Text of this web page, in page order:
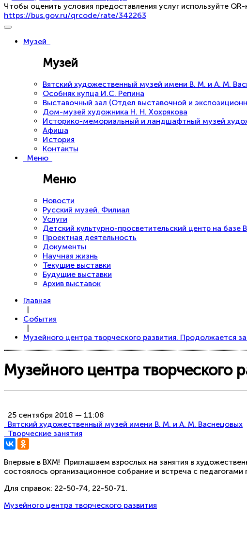
Чтобы оценить условия предоставления услуг используйте
https://bus.gov.ru/qrcode/rate/342263
Музей
Музей
Вятский художественный музей имени В. М. и А. М.
Особняк купца И.С. Репина
Выставочный зал (Отдел выставочной и
Дом-музей художника Н. Н. Хохрякова
Историко-мемориальный и ландшафтный музей
Афиша
История
Контакты
Меню
Меню
Новости
Русский музей. Филиал
Услуги
Детский культурно-просветительский центр на базе
Проектная деятельность
Документы
Научная жизнь
Текущие выставки
Будущие выставки
Архив выставок
Главная
|
События
|
Музейного центра творческого развития. Продолжается
Музейного центра творческого
25 сентября 2018 — 11:08
Вятский художественный музей имени В. М. и А. М. Васнецовых
Творческие занятия
Впервые в ВХМ! Приглашаем взрослых на занятия в
состоялось организационное собрание и встреча с
Для справок: 22-50-74, 22-50-71.
Музейного центра творческого развития